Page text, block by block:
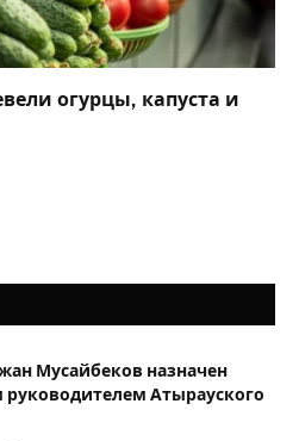
огурцы, капуста и
Мусайбеков назначен
Атырауского